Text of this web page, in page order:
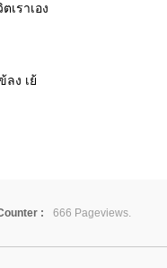
เราเอง
ง เย้
:
666 Pageviews.